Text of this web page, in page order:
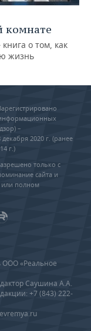
комнате
о том, как
жизнь
–
2020 г. (ранее
г.)
только с
сайта и
или полном
ООО «Реальное
Саушина А.А.
+7 (843) 222-